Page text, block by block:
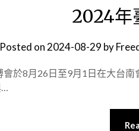
2024年
Posted on 2024-08-29 by
會於8月26日至9月1日在大台
…